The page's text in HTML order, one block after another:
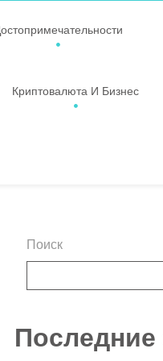
Криптовалюта И Бизнес
Поиск
Последние